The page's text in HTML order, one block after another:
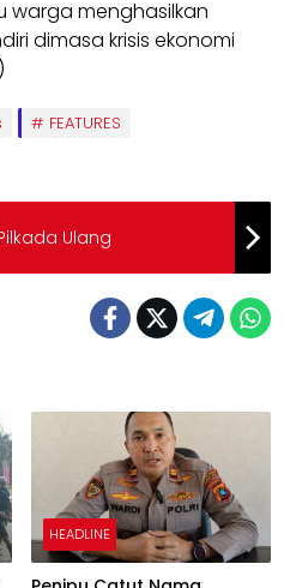
warga menghasilkan
dimasa krisis ekonomi
FEATURES
Ulang
HEADLINE